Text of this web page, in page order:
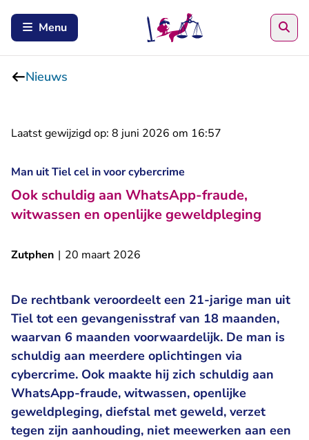
Menu
Nieuws
Laatst gewijzigd op: 8 juni 2026 om 16:57
Man uit Tiel cel in voor cybercrime
Ook schuldig aan WhatsApp-fraude,
witwassen en openlijke geweldpleging
Zutphen | 20 maart 2026
De rechtbank veroordeelt een 21-jarige man uit
Tiel tot een gevangenisstraf van 18 maanden,
waarvan 6 maanden voorwaardelijk. De man is
schuldig aan meerdere oplichtingen via
cybercrime. Ook maakte hij zich schuldig aan
WhatsApp-fraude, witwassen, openlijke
geweldpleging, diefstal met geweld, verzet
tegen zijn aanhouding, niet meewerken aan een